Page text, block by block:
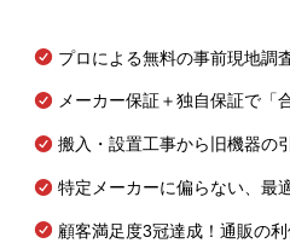
プロによる無料の事前現地調
メーカー保証＋独自保証で「
搬入・設置工事から旧機器の
特定メーカーに偏らない、最
顧客満足度3冠達成！通販の